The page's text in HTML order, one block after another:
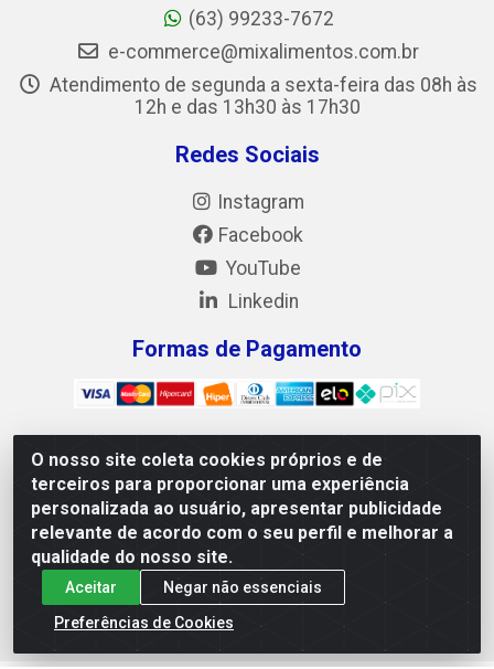
O nosso site coleta cookies próprios e de
terceiros para proporcionar uma experiência
personalizada ao usuário, apresentar publicidade
relevante de acordo com o seu perfil e melhorar a
qualidade do nosso site.
Aceitar
Negar não essenciais
Preferências de Cookies
(63) 99233-7672
e-commerce@mixalimentos.com.br
Atendimento de segunda a sexta-feira das 08h às
12h e das 13h30 às 17h30
Redes Sociais
Instagram
Facebook
YouTube
Linkedin
Formas de Pagamento
Mix Alimentos LTDA - Quadra Asr Ne 55 (412 Norte), Alameda
02, S/N - Plano Diretor Norte, Palmas/TO - CEP 77.006-540 -
CNPJ 05.922.500/0001-02